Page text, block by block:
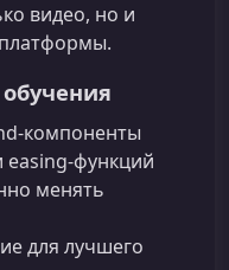
видео, но и
компоненты
easing-функций
менять
для лучшего